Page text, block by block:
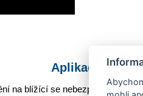
Aplikace
na blížící se nebezpečí,